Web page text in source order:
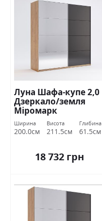
Луна Шафа-купе 2,0
Дзеркало/земля
Міромарк
Ширина
200.0см
Висота
211.5см
Глибина
61.5см
18 732 грн